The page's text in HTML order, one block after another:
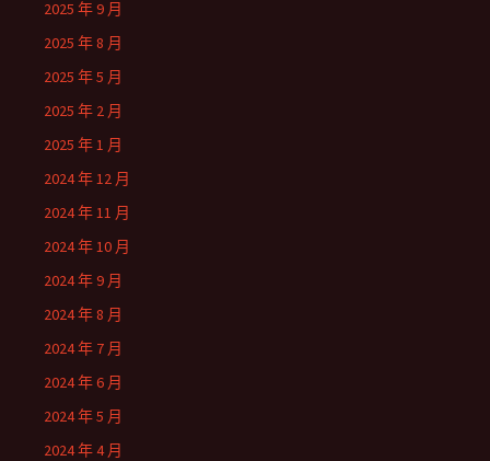
2025 年 9 月
2025 年 8 月
2025 年 5 月
2025 年 2 月
2025 年 1 月
2024 年 12 月
2024 年 11 月
2024 年 10 月
2024 年 9 月
2024 年 8 月
2024 年 7 月
2024 年 6 月
2024 年 5 月
2024 年 4 月